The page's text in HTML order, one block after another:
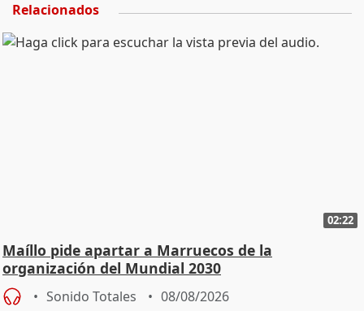
Relacionados
02:22
Maíllo pide apartar a Marruecos de la
organización del Mundial 2030
Sonido Totales 08/08/2026